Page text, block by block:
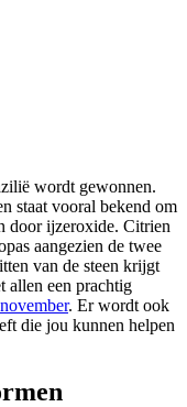
wordt gewonnen.
staat vooral bekend om
door ijzeroxide. Citrien
aangezien de twee
van de steen krijgt
allen een prachtig
. Er wordt ook
die jou kunnen helpen